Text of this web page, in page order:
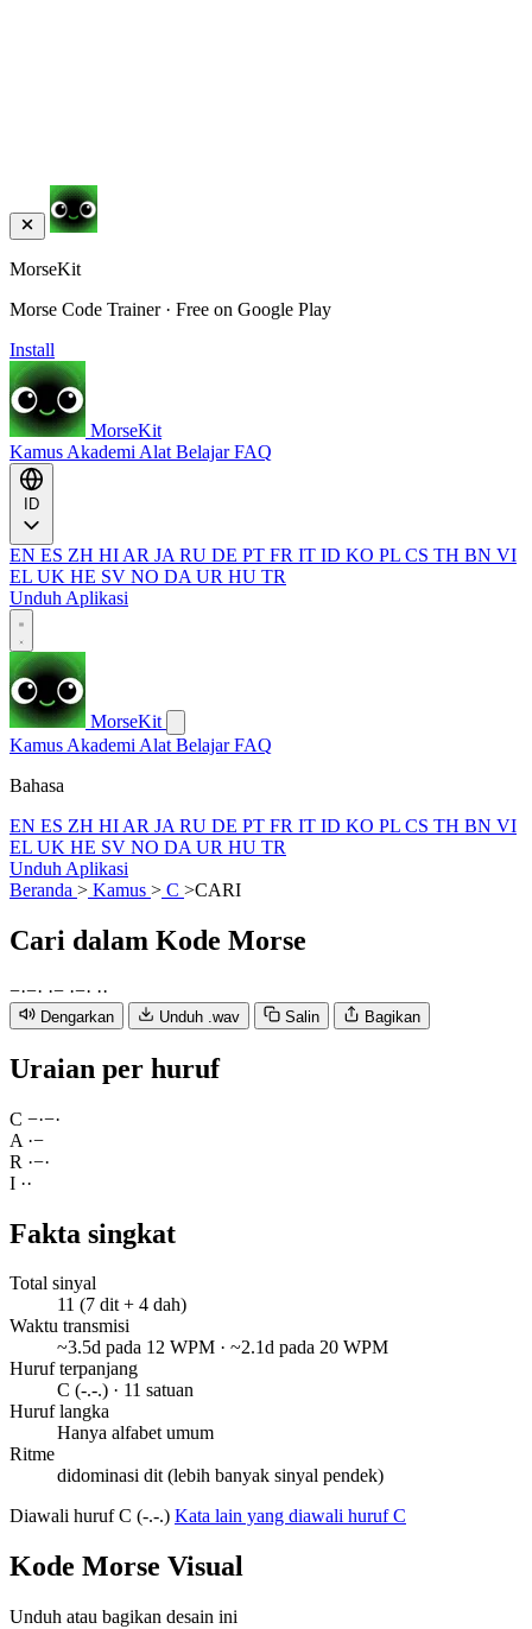
MorseKit
Morse Code Trainer · Free on Google Play
Install
MorseKit
Kamus Akademi Alat BelajarFAQ
EN ES ZH HI AR JA RU DE PT FR IT ID KO PL CS TH BN VI
EL UK HE SV NO DA UR HU TR
Unduh Aplikasi
MorseKit
Kamus Akademi Alat BelajarFAQ
Bahasa
EN ES ZH HI AR JA RU DE PT FR IT ID KO PL CS TH BN VI
EL UK HE SV NO DA UR HU TR
Unduh Aplikasi
Beranda > Kamus > C >CARI
Cari dalam Kode Morse
−·−· ·− ·−· ··
Dengarkan Unduh .wav Salin Bagikan
Uraian per huruf
C −·−·
A ·−
R ·−·
I ··
Fakta singkat
Total sinyal
11 (7 dit + 4 dah)
Waktu transmisi
~3.5d pada 12 WPM · ~2.1d pada 20 WPM
Huruf terpanjang
C (-.-.) · 11 satuan
Huruf langka
Hanya alfabet umum
Ritme
didominasi dit (lebih banyak sinyal pendek)
Diawali huruf C (-.-.) Kata lain yang diawali huruf C
Kode Morse Visual
Unduh atau bagikan desain ini